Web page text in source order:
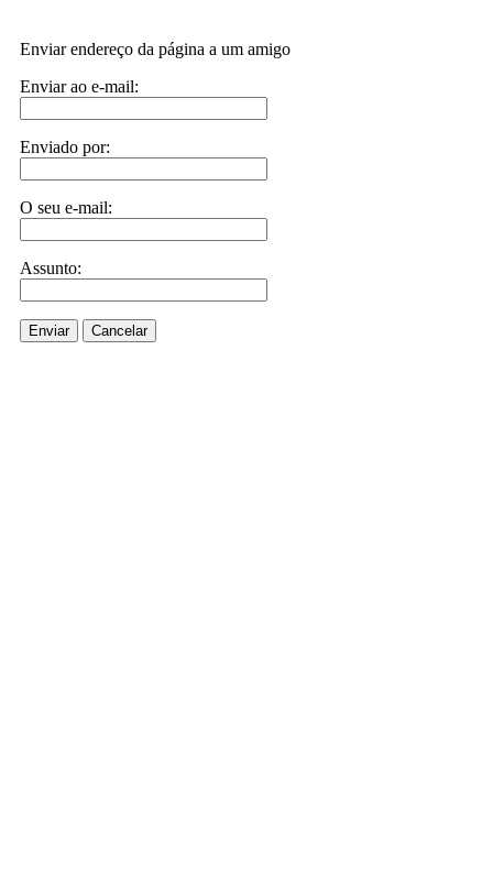
Enviar endereço da página a um amigo
Enviar ao e-mail:
Enviado por:
O seu e-mail:
Assunto:
Enviar Cancelar